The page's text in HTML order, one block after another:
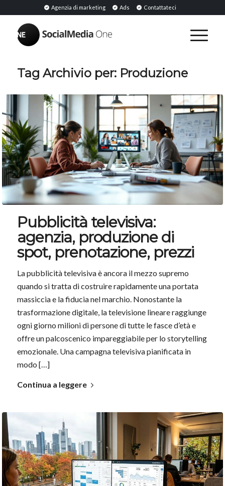
Agenzia di marketing Ads Contattateci
Tag Archivio per: Produzione
Pubblicità televisiva:
agenzia, produzione di
spot, prenotazione, prezzi
La pubblicità televisiva è ancora il mezzo supremo
quando si tratta di costruire rapidamente una portata
massiccia e la fiducia nel marchio. Nonostante la
trasformazione digitale, la televisione lineare raggiunge
ogni giorno milioni di persone di tutte le fasce d’età e
offre un palcoscenico impareggiabile per lo storytelling
emozionale. Una campagna televisiva pianificata in
modo […]
Continua a leggere